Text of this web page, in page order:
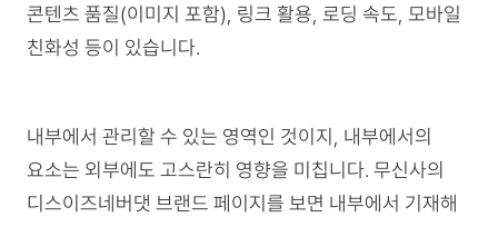
콘텐츠 품질(이미지 포함), 링크 활용, 로딩 속도, 모바일
친화성 등이 있습니다.
내부에서 관리할 수 있는 영역인 것이지, 내부에서의
요소는 외부에도 고스란히 영향을 미칩니다. 무신사의
디스이즈네버댓 브랜드 페이지를 보면 내부에서 기재해